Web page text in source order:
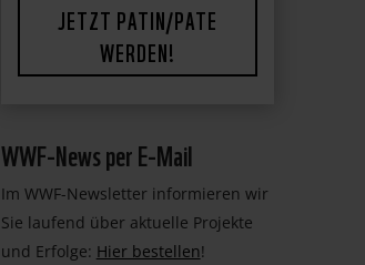
JETZT PATIN/PATE
WERDEN!
WWF-News per E-Mail
Im WWF-Newsletter informieren wir
Sie laufend über aktuelle Projekte
und Erfolge: Hier bestellen!